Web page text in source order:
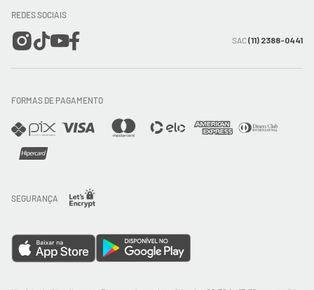
Mapa do Site
Wishlist
Entrega e Frete
Trocas e Devoluções
Direito de Arrependimento
Política de Privacidade
REDES SOCIAIS
SAC(11) 2388-0441
FORMAS DE PAGAMENTO
SEGURANÇA